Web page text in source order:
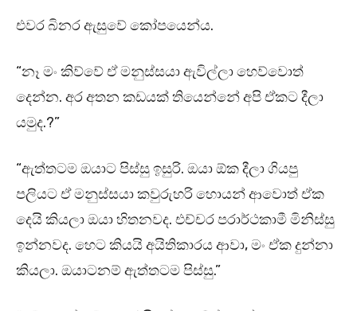
එවර බිනර ඇසුවේ කෝපයෙන්ය.
“නෑ මං කිව්වේ ඒ මනුස්සයා ඇවිල්ලා හෙව්වොත්
දෙන්න. අර අතන කඩයක් තියෙන්නේ අපි ඒකට දීලා
යමුද.?”
“ඇත්තටම ඔයාට පිස්සු ඉසුරි. ඔයා ඕක දීලා ගියපු
පලියට ඒ මනුස්සයා කවුරුහරි හොයන් ආවොත් ඒක
දෙයි කියලා ඔයා හිතනවද. එච්චර පරාර්ථකාමී මිනිස්සු
ඉන්නවද. හෙට කියයි අයිතිකාරය ආවා, මං ඒක දුන්නා
කියලා. ඔයාටනම් ඇත්තටම පිස්සු.”